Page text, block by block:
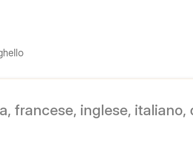
francese, inglese, italiano,